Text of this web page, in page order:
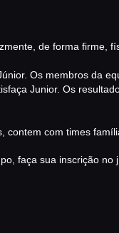
de forma firme,
Os membros da
Junior. Os
contem com times
faça sua inscrição no